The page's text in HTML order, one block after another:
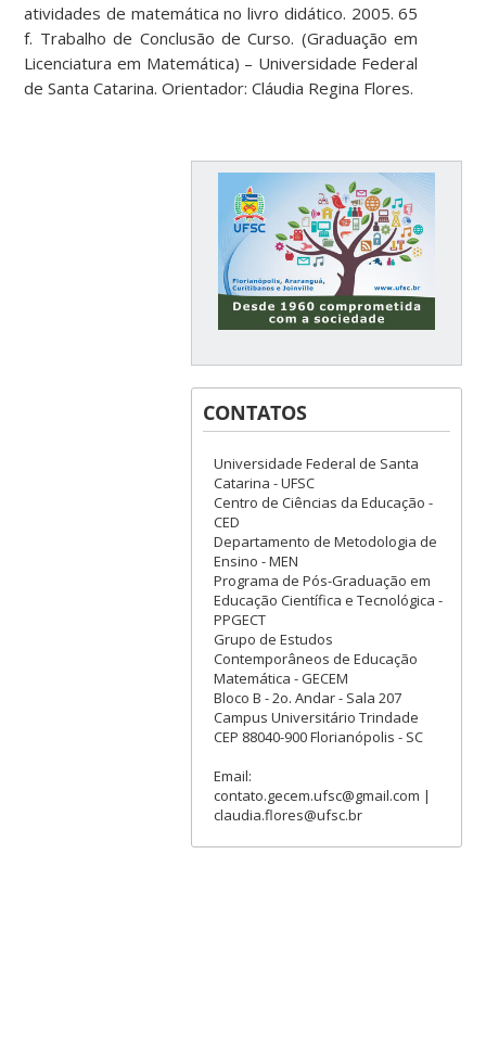
atividades de matemática no livro didático. 2005. 65
f. Trabalho de Conclusão de Curso. (Graduação em
Licenciatura em Matemática) – Universidade Federal
de Santa Catarina. Orientador: Cláudia Regina Flores.
CONTATOS
Universidade Federal de Santa
Catarina - UFSC
Centro de Ciências da Educação -
CED
Departamento de Metodologia de
Ensino - MEN
Programa de Pós-Graduação em
Educação Científica e Tecnológica -
PPGECT
Grupo de Estudos
Contemporâneos de Educação
Matemática - GECEM
Bloco B - 2o. Andar - Sala 207
Campus Universitário Trindade
CEP 88040-900 Florianópolis - SC
Email:
contato.gecem.ufsc@gmail.com |
claudia.flores@ufsc.br